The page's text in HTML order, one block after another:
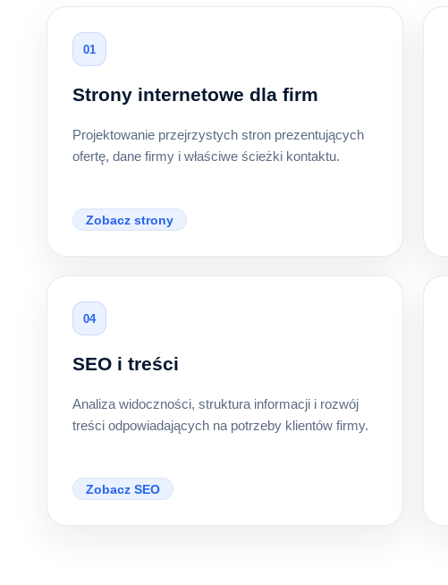
01
Strony internetowe dla firm
Projektowanie przejrzystych stron prezentujących
ofertę, dane firmy i właściwe ścieżki kontaktu.
Zobacz strony
04
SEO i treści
Analiza widoczności, struktura informacji i rozwój
treści odpowiadających na potrzeby klientów firmy.
Zobacz SEO